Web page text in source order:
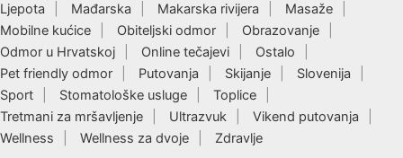
Ljepota
Mađarska Makarska rivijera
Masaže
Mobilne kućice
Obiteljski odmor
Obrazovanje
Odmor u Hrvatskoj
Online tečajevi
Ostalo
Pet friendly odmor
Putovanja Skijanje
Slovenija
Sport
Stomatološke usluge
Toplice
Tretmani za mršavljenje
Ultrazvuk
Vikend putovanja
Wellness
Wellness za dvoje Zdravlje